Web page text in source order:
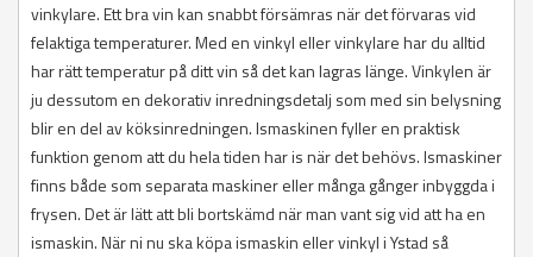
vinkylare. Ett bra vin kan snabbt försämras när det förvaras vid
felaktiga temperaturer. Med en vinkyl eller vinkylare har du alltid
har rätt temperatur på ditt vin så det kan lagras länge. Vinkylen är
ju dessutom en dekorativ inredningsdetalj som med sin belysning
blir en del av köksinredningen. Ismaskinen fyller en praktisk
funktion genom att du hela tiden har is när det behövs. Ismaskiner
finns både som separata maskiner eller många gånger inbyggda i
frysen. Det är lätt att bli bortskämd när man vant sig vid att ha en
ismaskin. När ni nu ska köpa ismaskin eller vinkyl i Ystad så